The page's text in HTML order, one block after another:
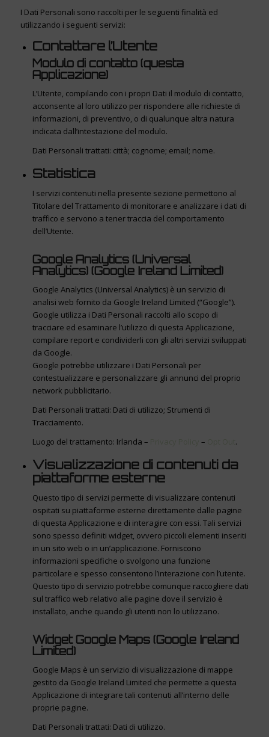
I Dati Personali sono raccolti per le seguenti finalità ed
utilizzando i seguenti servizi:
Contattare l’Utente
Modulo di contatto (questa
Applicazione)
L’Utente, compilando con i propri Dati il modulo di contatto,
acconsente al loro utilizzo per rispondere alle richieste di
informazioni, di preventivo, o di qualunque altra natura
indicata dall’intestazione del modulo.
Dati Personali trattati: città; cognome; email; nome.
Statistica
I servizi contenuti nella presente sezione permettono al
Titolare del Trattamento di monitorare e analizzare i dati di
traffico e servono a tener traccia del comportamento
dell’Utente.
Google Analytics (Universal
Analytics) (Google Ireland Limited)
Google Analytics (Universal Analytics) è un servizio di
analisi web fornito da Google Ireland Limited (“Google”).
Google utilizza i Dati Personali raccolti allo scopo di
tracciare ed esaminare l’utilizzo di questa Applicazione,
compilare report e condividerli con gli altri servizi sviluppati
da Google.
Google potrebbe utilizzare i Dati Personali per
contestualizzare e personalizzare gli annunci del proprio
network pubblicitario.
Dati Personali trattati: Dati di utilizzo; Strumenti di
Tracciamento.
Luogo del trattamento: Irlanda –
– .
Visualizzazione di contenuti da
piattaforme esterne
Questo tipo di servizi permette di visualizzare contenuti
ospitati su piattaforme esterne direttamente dalle pagine
di questa Applicazione e di interagire con essi. Tali servizi
sono spesso definiti widget, ovvero piccoli elementi inseriti
in un sito web o in un’applicazione. Forniscono
informazioni specifiche o svolgono una funzione
particolare e spesso consentono l’interazione con l’utente.
Questo tipo di servizio potrebbe comunque raccogliere dati
sul traffico web relativo alle pagine dove il servizio è
installato, anche quando gli utenti non lo utilizzano.
Widget Google Maps (Google Ireland
Limited)
Google Maps è un servizio di visualizzazione di mappe
gestito da Google Ireland Limited che permette a questa
Applicazione di integrare tali contenuti all’interno delle
proprie pagine.
Dati Personali trattati: Dati di utilizzo.